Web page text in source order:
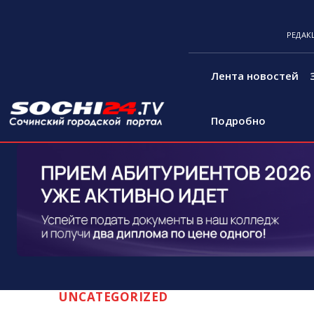
Лента новостей
Подробно
UNCATEGORIZED